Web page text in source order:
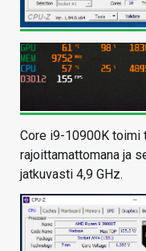
Core i9-10900K toimi
rajoittamattomana ja
jatkuvasti 4,9 GHz.